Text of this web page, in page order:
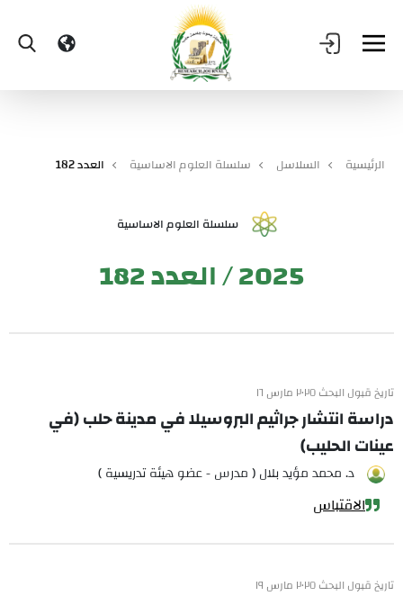
الرئيسية السلاسل سلسلة العلوم الاساسية العدد 182
سلسلة العلوم الاساسية
2025 / العدد 182
تاريخ قبول البحث ٢٠٢٥ مارس ١٦
دراسة انتشار جراثيم البروسيلا في مدينة حلب (في
عينات الحليب)
د. محمد مؤيد بلال ( مدرس - عضو هيئة تدريسية )
الاقتباس
تاريخ قبول البحث ٢٠٢٥ مارس ١٩